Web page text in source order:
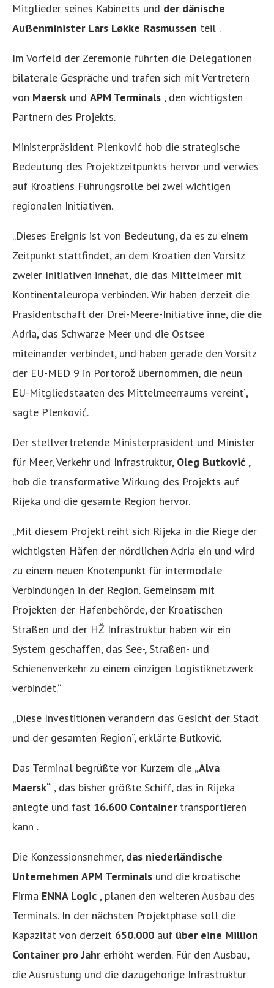
Mitglieder seines Kabinetts und der dänische
Außenminister Lars Løkke Rasmussen teil .
Im Vorfeld der Zeremonie führten die Delegationen
bilaterale Gespräche und trafen sich mit Vertretern
von Maersk und APM Terminals , den wichtigsten
Partnern des Projekts.
Ministerpräsident Plenković hob die strategische
Bedeutung des Projektzeitpunkts hervor und verwies
auf Kroatiens Führungsrolle bei zwei wichtigen
regionalen Initiativen.
„Dieses Ereignis ist von Bedeutung, da es zu einem
Zeitpunkt stattfindet, an dem Kroatien den Vorsitz
zweier Initiativen innehat, die das Mittelmeer mit
Kontinentaleuropa verbinden. Wir haben derzeit die
Präsidentschaft der Drei-Meere-Initiative inne, die die
Adria, das Schwarze Meer und die Ostsee
miteinander verbindet, und haben gerade den Vorsitz
der EU-MED 9 in Portorož übernommen, die neun
EU-Mitgliedstaaten des Mittelmeerraums vereint“,
sagte Plenković.
Der stellvertretende Ministerpräsident und Minister
für Meer, Verkehr und Infrastruktur, Oleg Butković ,
hob die transformative Wirkung des Projekts auf
Rijeka und die gesamte Region hervor.
„Mit diesem Projekt reiht sich Rijeka in die Riege der
wichtigsten Häfen der nördlichen Adria ein und wird
zu einem neuen Knotenpunkt für intermodale
Verbindungen in der Region. Gemeinsam mit
Projekten der Hafenbehörde, der Kroatischen
Straßen und der HŽ Infrastruktur haben wir ein
System geschaffen, das See-, Straßen- und
Schienenverkehr zu einem einzigen Logistiknetzwerk
verbindet.“
„Diese Investitionen verändern das Gesicht der Stadt
und der gesamten Region“, erklärte Butković.
Das Terminal begrüßte vor Kurzem die „Alva
Maersk“ , das bisher größte Schiff, das in Rijeka
anlegte und fast 16.600 Containertransportieren
kann .
Die Konzessionsnehmer, das niederländische
Unternehmen APM Terminals und die kroatische
Firma ENNA Logic , planen den weiteren Ausbau des
Terminals. In der nächsten Projektphase soll die
Kapazität von derzeit 650.000 auf über eine Million
Container pro Jahrerhöht werden. Für den Ausbau,
die Ausrüstung und die dazugehörige Infrastruktur